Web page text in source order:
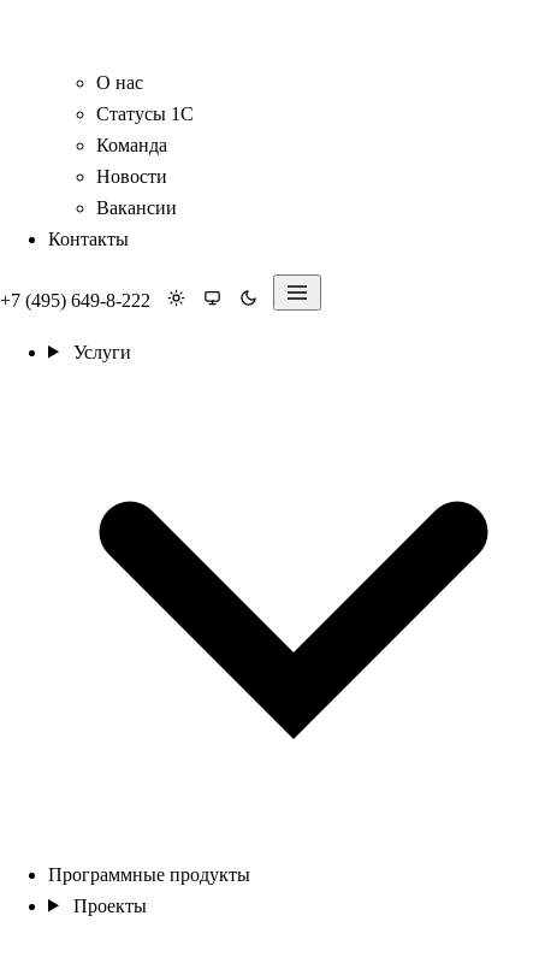
О нас
Статусы 1С
Команда
Новости
Вакансии
Контакты
+7 (495) 649-8-222
Услуги
Программные продукты
Проекты